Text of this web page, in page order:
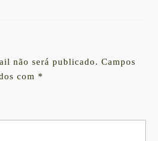
não será publicado. Campos
com *